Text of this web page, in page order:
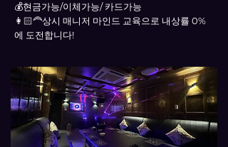
💰현금가능/이체가능/ 카드가능
👩🏻‍🦰상시 매니저 마인드 교육으로 내상률 0%
에 도전합니다!